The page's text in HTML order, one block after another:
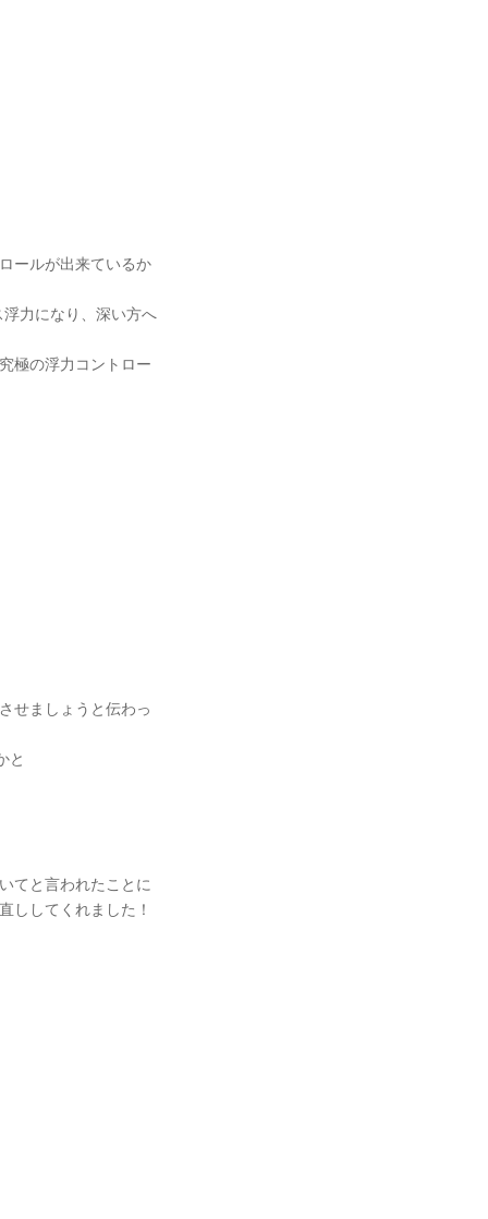
ールが出来ているか
力になり、深い方へ
極の浮力コントロー
せましょうと伝わっ
と
てと言われたことに
ししてくれました！